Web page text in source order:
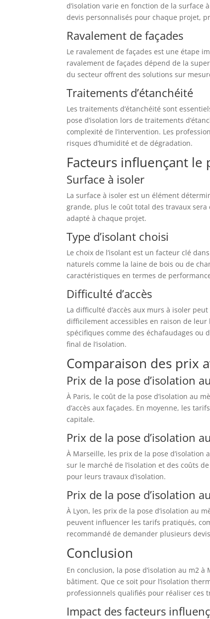
d’isolation varie en fonction de la surface
devis personnalisés pour chaque projet,
Ravalement de façades
Le ravalement de façades est une étape
ravalement de façades dépend de la
du secteur offrent des solutions sur
Traitements d’étanchéité
Les traitements d’étanchéité sont
pose d’isolation lors de traitements
complexité de l’intervention. Les
risques d’humidité et de dégradation.
Facteurs influençant le
Surface à isoler
La surface à isoler est un élément
grande, plus le coût total des travaux
adapté à chaque projet.
Type d’isolant choisi
Le choix de l’isolant est un facteur clé
naturels comme la laine de bois ou de
caractéristiques en termes de
Difficulté d’accès
La difficulté d’accès aux murs à isoler
difficilement accessibles en raison de
spécifiques comme des échafaudages
final de l’isolation.
Comparaison des prix
Prix de la pose d’isolation
À Paris, le coût de la pose d’isolation au
d’accès aux façades. En moyenne, les
capitale.
Prix de la pose d’isolation
À Marseille, les prix de la pose
sur le marché de l’isolation et des coûts
pour leurs travaux d’isolation.
Prix de la pose d’isolation
À Lyon, les prix de la pose d’isolation au
peuvent influencer les tarifs pratiqués,
recommandé de demander plusieurs
Conclusion
En conclusion, la pose d’isolation au m2
bâtiment. Que ce soit pour l’isolation
professionnels qualifiés pour réaliser ces
Impact des facteurs